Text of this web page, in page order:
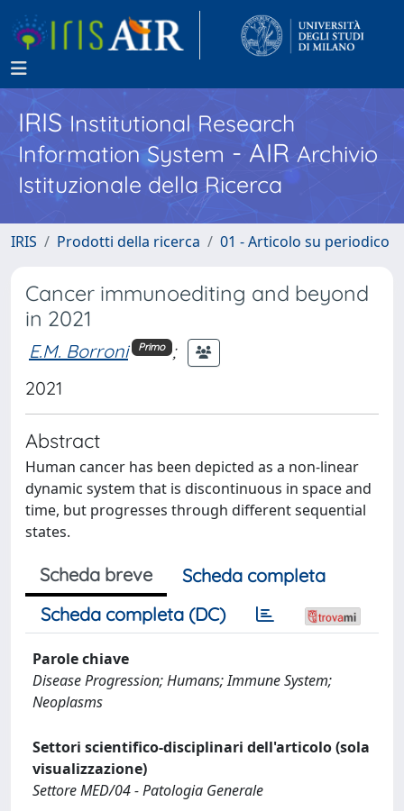
IRISInstitutional Research
Information System - AIR Archivio
Istituzionale della Ricerca
IRIS Prodotti della ricerca 01 - Articolo su periodico
Cancer immunoediting and beyond
in 2021
E.M. Borroni Primo ;
2021
Abstract
Human cancer has been depicted as a non-linear
dynamic system that is discontinuous in space and
time, but progresses through different sequential
states.
Scheda breve
Scheda completa
Scheda completa (DC)
Parole chiave
Disease Progression; Humans; Immune System;
Neoplasms
Settori scientifico-disciplinari dell'articolo (sola
visualizzazione)
Settore MED/04 - Patologia Generale